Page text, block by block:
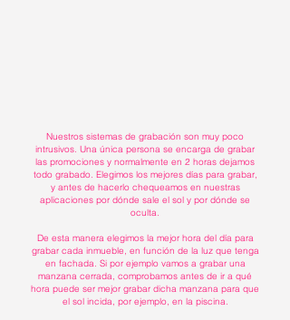
Nuestros sistemas de grabación son muy poco
intrusivos. Una única persona se encarga de grabar
las promociones y normalmente en 2 horas dejamos
todo grabado. Elegimos los mejores días para grabar,
y antes de hacerlo chequeamos en nuestras
aplicaciones por dónde sale el sol y por dónde se
oculta.
De esta manera elegimos la mejor hora del día para
grabar cada inmueble, en función de la luz que tenga
en fachada. Si por ejemplo vamos a grabar una
manzana cerrada, comprobamos antes de ir a qué
hora puede ser mejor grabar dicha manzana para que
el sol incida, por ejemplo, en la piscina.